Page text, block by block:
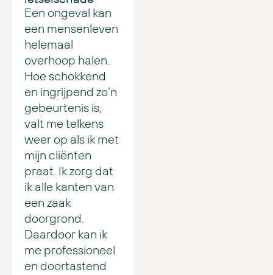
Een ongeval kan
een mensenleven
helemaal
overhoop halen.
Hoe schokkend
en ingrijpend zo’n
gebeurtenis is,
valt me telkens
weer op als ik met
mijn cliënten
praat. Ik zorg dat
ik alle kanten van
een zaak
doorgrond.
Daardoor kan ik
me professioneel
en doortastend